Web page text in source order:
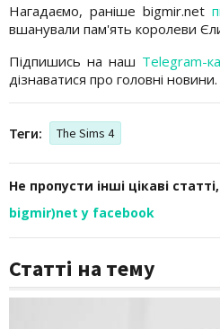
Нагадаємо, раніше bigmir.net
вшанували пам'ять королеви
Підпишись на наш Telegram-
дізнаватися про головні новини.
Теги: The Sims 4
Не пропусти інші цікаві
bigmir)net у facebook
Статті на тему